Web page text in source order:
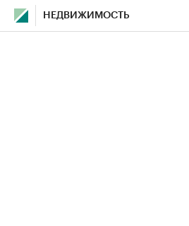
НЕДВИЖИМОСТЬ